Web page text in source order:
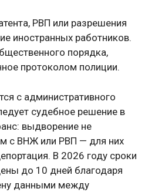
РВП или разрешения
иностранных работников.
порядка,
протоколом полиции.
с административного
судебное решение в
выдворение не
с ВНЖ или РВП — для них
В 2026 году сроки
до 10 дней благодаря
данными между